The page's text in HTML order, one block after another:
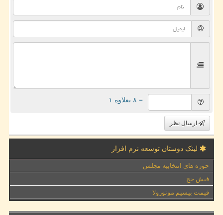
= ۸ بعلاوه ۱
ارسال نظر
لینک دوستان توسعه نرم افزار
حوزه های انتخابیه مجلس
فیش حج
قیمت بیسیم موتورولا